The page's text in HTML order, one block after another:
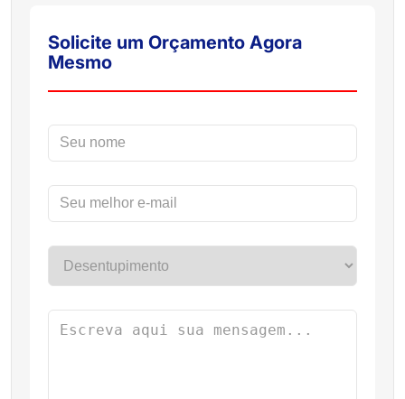
Solicite um Orçamento Agora
Mesmo